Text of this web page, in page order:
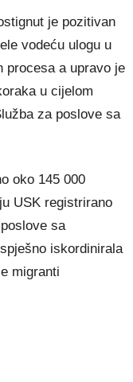
je pozitivan
vodeću ulogu u
procesa a upravo je
u cijelom
za poslove sa
oko 145 000
USK registrirano
sa
iskordinirala
migranti